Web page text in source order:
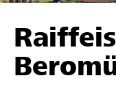
Parrainer
Soutien &
Trouvez des projets